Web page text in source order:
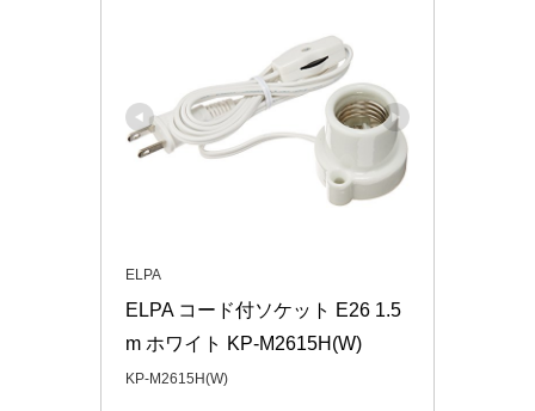
ELPA
ELPA コード付ソケット E26 1.5
m ホワイト KP-M2615H(W)
KP-M2615H(W)